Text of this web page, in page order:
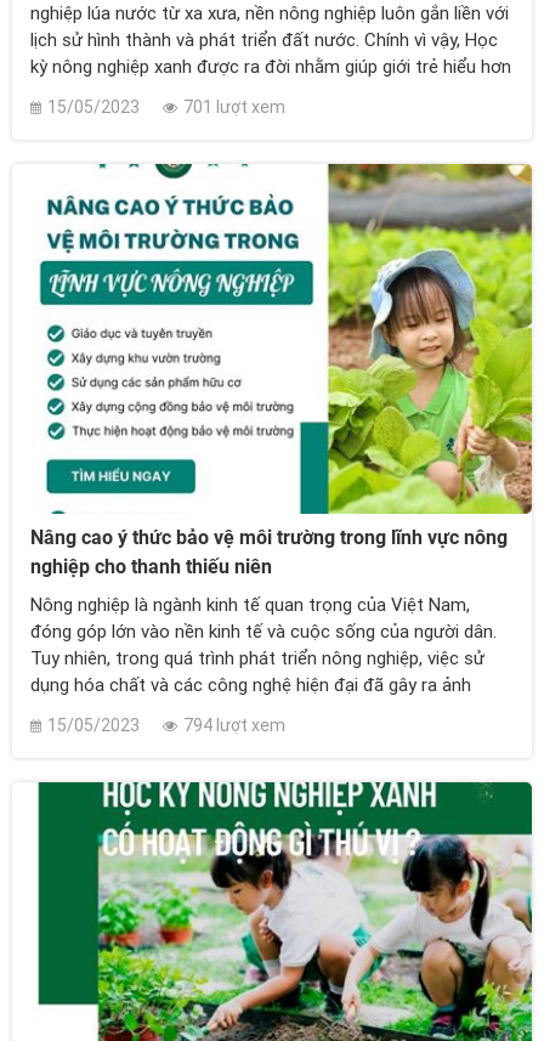
nghiệp lúa nước từ xa xưa, nền nông nghiệp luôn gắn liền với
lịch sử hình thành và phát triển đất nước. Chính vì vậy, Học
kỳ nông nghiệp xanh được ra đời nhằm giúp giới trẻ hiểu hơn
mới.
15/05/2023 701 lượt xem
Nâng cao ý thức bảo vệ môi trường trong lĩnh vực nông
nghiệp cho thanh thiếu niên
Nông nghiệp là ngành kinh tế quan trọng của Việt Nam,
đóng góp lớn vào nền kinh tế và cuộc sống của người dân.
Tuy nhiên, trong quá trình phát triển nông nghiệp, việc sử
dụng hóa chất và các công nghệ hiện đại đã gây ra ảnh
15/05/2023 794 lượt xem